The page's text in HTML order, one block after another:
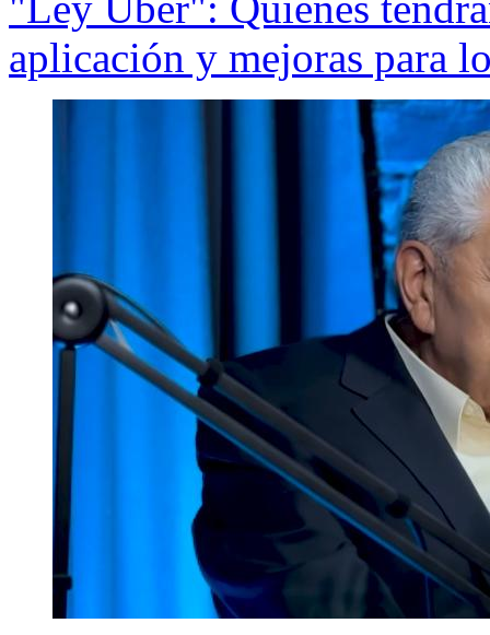
aplicación y mejoras para